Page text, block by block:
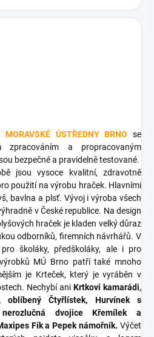
MORAVSKÉ ÚSTŘEDNY BRNO se
zpracováním a propracovaným
bezpečné a pravidelně testované.
jsou vysoce kvalitní, zdravotně
použití na výrobu hraček. Hlavními
bavlna a plsť. Vývoj i výroba všech
v České republice. Na design
hraček je kladen velký důraz
odborníků, firemních návrhářů. V
školáky, předškoláky, ale i pro
MÚ Brno patří také mnoho
je Krteček, který je vyráběn v
Nechybí ani Krtkovi kamarádi,
oblíbený Čtyřlístek, Hurvínek s
dvojice Křemílek a
Fík a Pepek námořník. Výčet